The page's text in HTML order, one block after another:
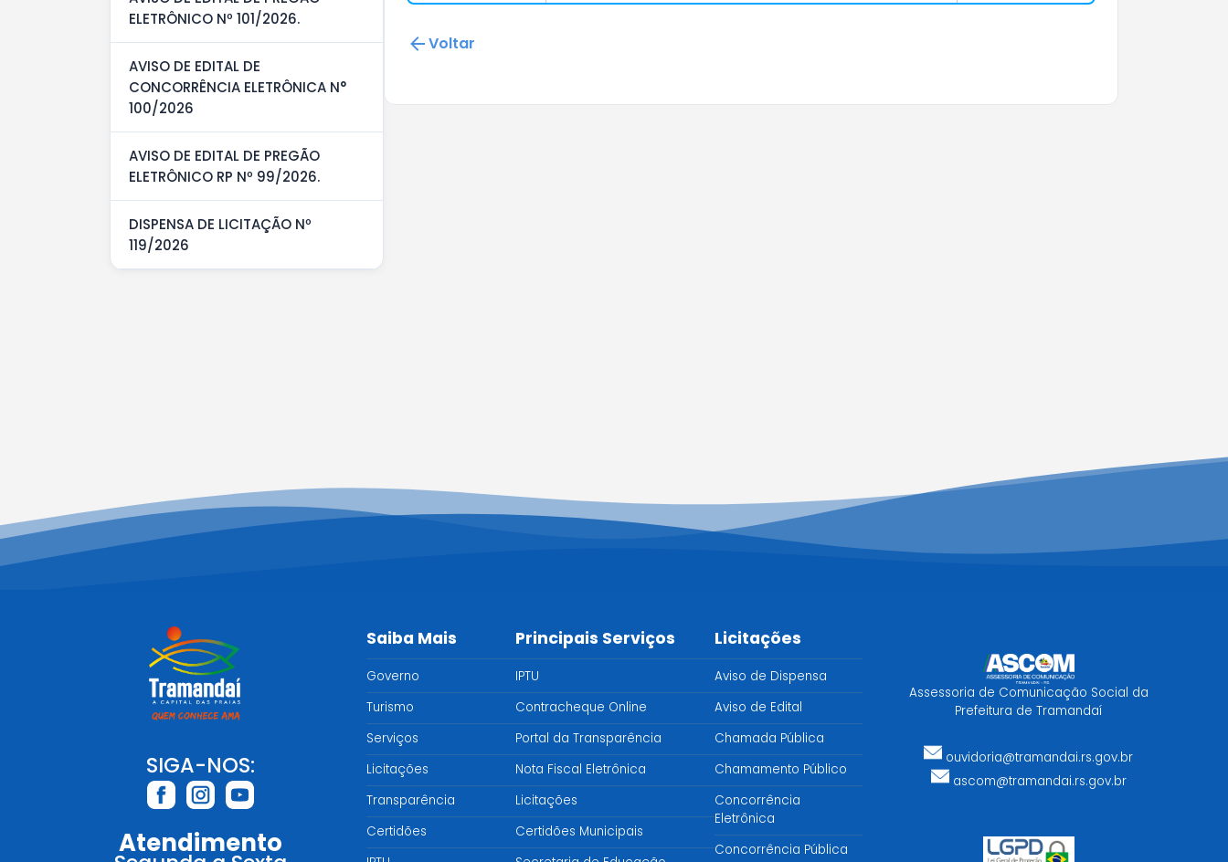
ELETRÔNICO Nº 101/2026.
AVISO DE EDITAL DE
CONCORRÊNCIA ELETRÔNICA N°
100/2026
AVISO DE EDITAL DE PREGÃO
ELETRÔNICO RP Nº 99/2026.
DISPENSA DE LICITAÇÃO Nº
119/2026
Voltar
SIGA-NOS:
Atendimento
Saiba Mais
Governo
Turismo
Serviços
Licitações
Transparência
Certidões
Principais Serviços
IPTU
Contracheque Online
Portal da Transparência
Nota Fiscal Eletrônica
Licitações
Certidões Municipais
Licitações
Aviso de Dispensa
Aviso de Edital
Chamada Pública
Chamamento Público
Concorrência
Eletrônica
Concorrência Pública
Assessoria de Comunicação Social da
Prefeitura de Tramandaí
ouvidoria@tramandai.rs.gov.br
ascom@tramandai.rs.gov.br